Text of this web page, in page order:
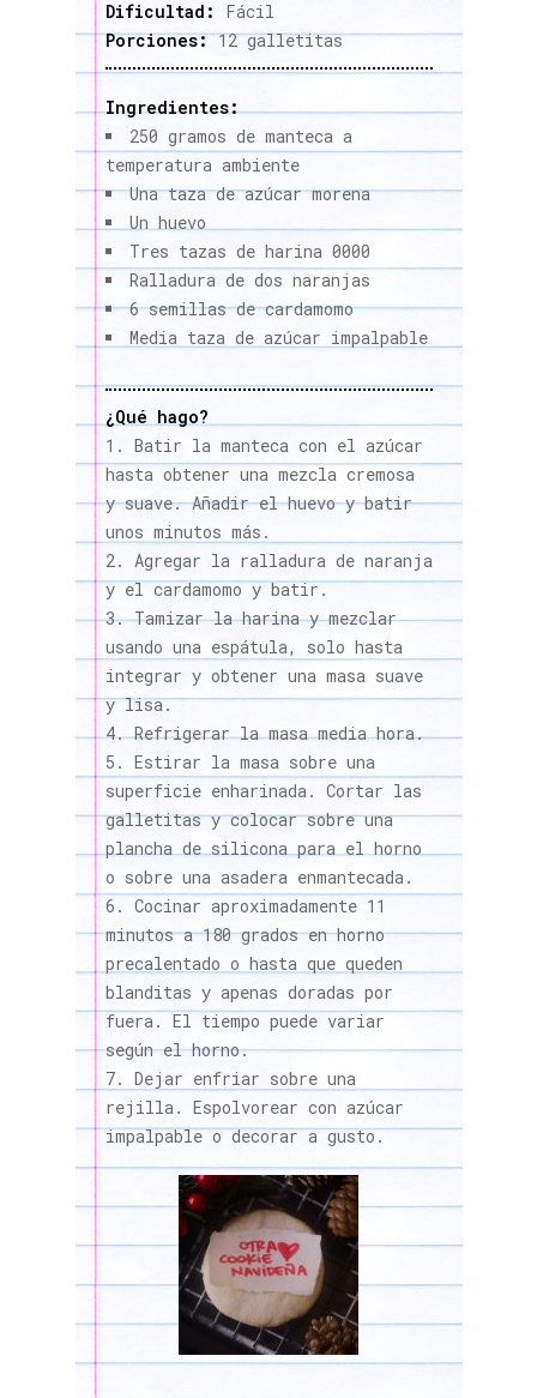
Dificultad:
Fácil
Porciones:12 galletitas
Ingredientes:
250 gramos de manteca a
temperatura ambiente
Una taza de azúcar morena
Un huevo
Tres tazas de harina 0000
Ralladura de dos naranjas
6 semillas de cardamomo
Media taza de azúcar impalpable
¿Qué hago?
Batir la manteca con el azúcar
hasta obtener una mezcla cremosa
y suave. Añadir el huevo y batir
unos minutos más.
Agregar la ralladura de naranja
y el cardamomo y batir.
Tamizar la harina y mezclar
usando una espátula, solo hasta
integrar y obtener una masa suave
y lisa.
Refrigerar la masa media hora.
Estirar la masa sobre una
superficie enharinada. Cortar las
galletitas y colocar sobre una
plancha de silicona para el horno
o sobre una asadera enmantecada.
Cocinar aproximadamente 11
minutos a 180 grados en horno
precalentado o hasta que queden
blanditas y apenas doradas por
fuera. El tiempo puede variar
según el horno.
Dejar enfriar sobre una
rejilla. Espolvorear con azúcar
impalpable o decorar a gusto.